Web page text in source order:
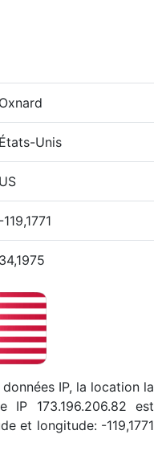
Oxnard
États-Unis
US
-119,1771
34,1975
IP, la location la
IP 173.196.206.82 est
et longitude: -119,1771